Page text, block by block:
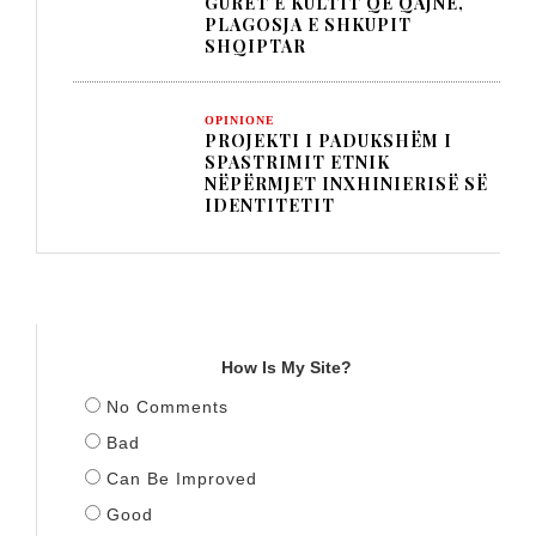
PLAGOSJA E SHKUPIT
SHQIPTAR
OPINIONE
PROJEKTI I PADUKSHËM I
SPASTRIMIT ETNIK
NËPËRMJET INXHINIERISË SË
IDENTITETIT
How Is My Site?
No Comments
Bad
Can Be Improved
Good